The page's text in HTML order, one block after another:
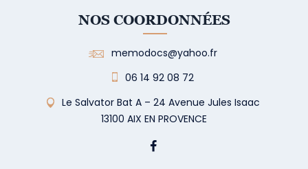
NOS COORDONNÉES
memodocs@yahoo.fr
06 14 92 08 72
Le Salvator Bat A – 24 Avenue Jules Isaac
13100 AIX EN PROVENCE